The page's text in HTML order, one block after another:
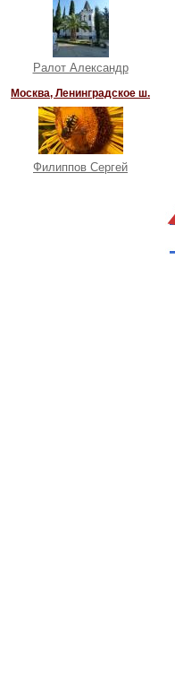
Ралот Александр
Москва, Ленинградское ш.
Филиппов Сергей